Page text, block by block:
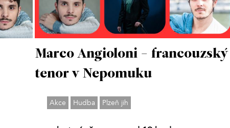
Marco Angioloni - francouzský
tenor v Nepomuku
Akce Hudba Plzeň jih